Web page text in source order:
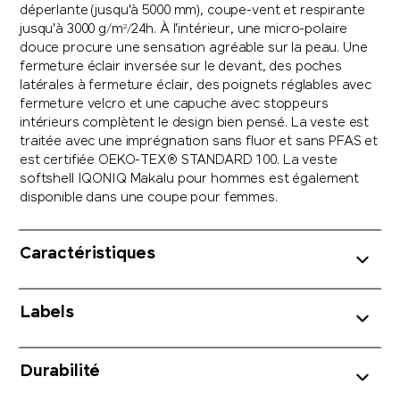
déperlante (jusqu'à 5000 mm), coupe-vent et respirante
jusqu'à 3000 g/m²/24h. À l'intérieur, une micro-polaire
douce procure une sensation agréable sur la peau. Une
fermeture éclair inversée sur le devant, des poches
latérales à fermeture éclair, des poignets réglables avec
fermeture velcro et une capuche avec stoppeurs
intérieurs complètent le design bien pensé. La veste est
traitée avec une imprégnation sans fluor et sans PFAS et
est certifiée OEKO-TEX® STANDARD 100. La veste
softshell IQONIQ Makalu pour hommes est également
disponible dans une coupe pour femmes.
Caractéristiques
Labels
Durabilité